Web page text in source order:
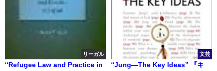
リーガル
“Refugee Law and Practice in
文芸
“Jung—The Key Ideas” 『キ